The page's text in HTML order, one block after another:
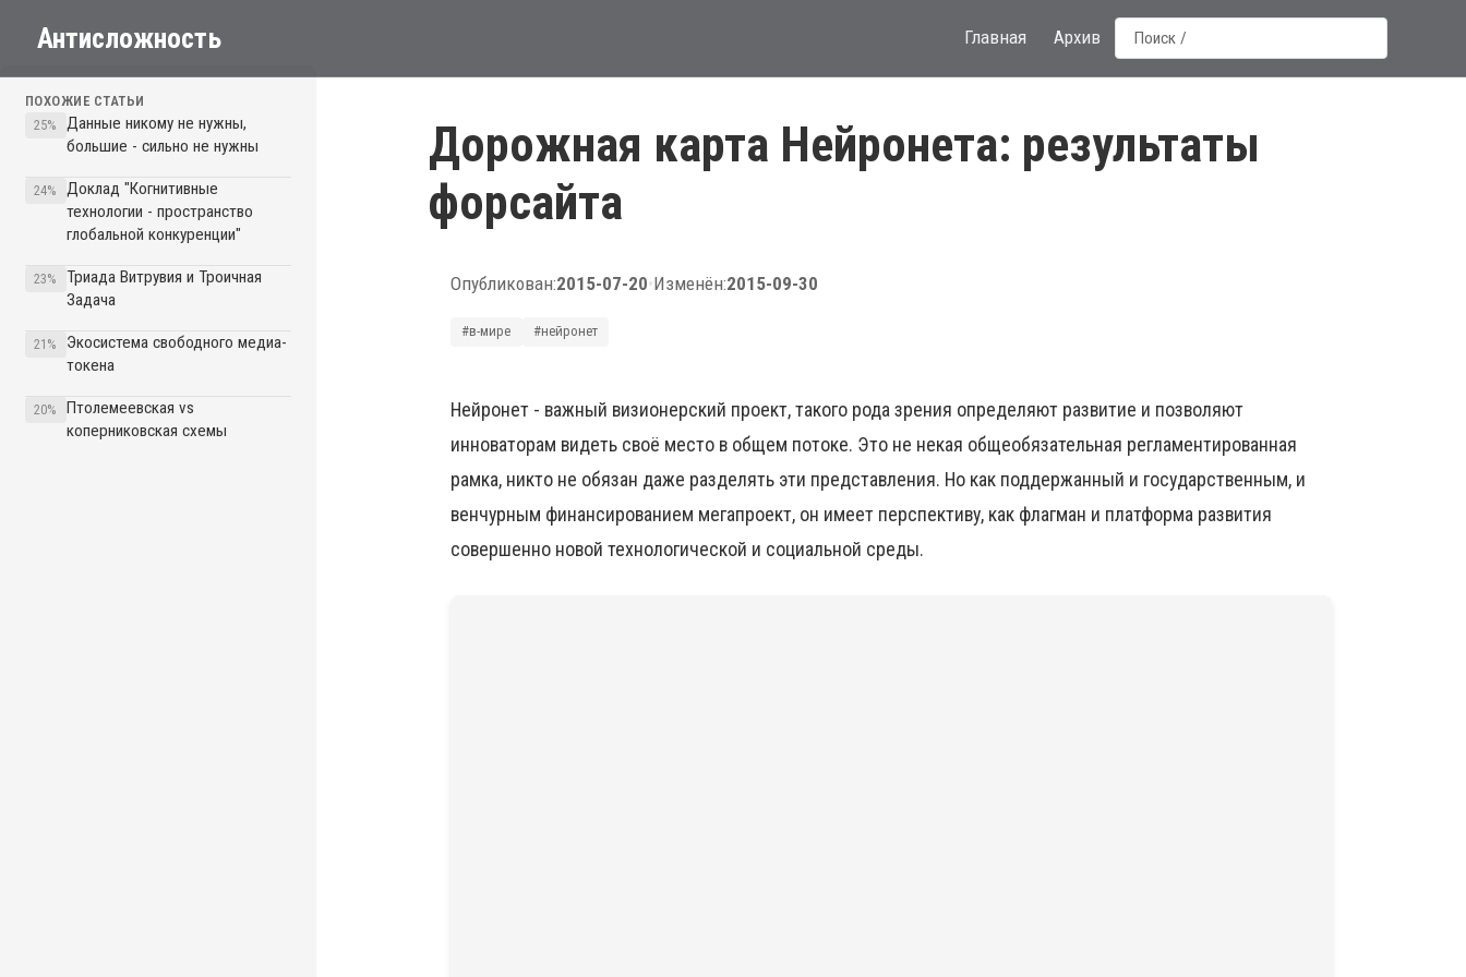
Антисложность Главная Архив
ПОХОЖИЕ СТАТЬИ
25%
Данные никому не нужны,
большие - сильно не нужны
24%
Доклад "Когнитивные
технологии - пространство
глобальной конкуренции"
23%
Триада Витрувия и Троичная
Задача
21%
Экосистема свободного медиа-
токена
20%
Птолемеевская vs
коперниковская схемы
Дорожная карта Нейронета: результаты
форсайта
Опубликован:2015-07-20•Изменён:2015-09-30
#в-мире #нейронет
Нейронет - важный визионерский проект, такого рода зрения определяют развитие и позволяют
инноваторам видеть своё место в общем потоке. Это не некая общеобязательная регламентированная
рамка, никто не обязан даже разделять эти представления. Но как поддержанный и государственным, и
венчурным финансированием мегапроект, он имеет перспективу, как флагман и платформа развития
совершенно новой технологической и социальной среды.